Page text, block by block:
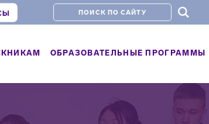
#
ОБРАЗОВАТЕЛЬНЫЕ ПРОГРАММЫ